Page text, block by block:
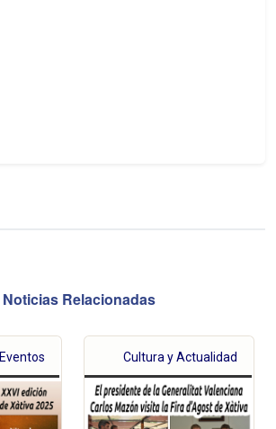
Noticias Relacionadas
Eventos Cultura y Actualidad